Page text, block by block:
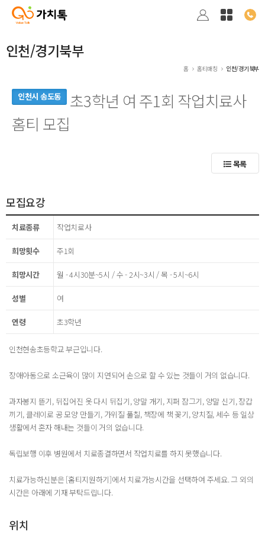
인천/경기북부
홈 홈티매칭 인천/경기북부
인천시 송도동
초3학년 여 주1회 작업치료사
홈티 모집
목록
모집요강
치료종류 작업치료사
희망횟수 주1회
희망시간 월 - 4시30분~5시 / 수 - 2시~3시 / 목 - 5시~6시
성별 여
연령 초3학년
인천현송초등학교 부근입니다.
장애아동으로 소근육이 많이 지연되어 손으로 할 수 있는 것들이 거의 없습니다.
과자봉지 뜯기, 뒤집어진 옷 다시 뒤집기, 양말 개기, 지퍼 잠그기, 양말 신기, 장갑
끼기, 클레이로 공 모양 만들기, 가위질 풀칠, 책장에 책 꽂기, 양치질, 세수 등 일상
생활에서 혼자 해내는 것들이 거의 없습니다.
독립보행 이후 병원에서 치료종결하면서 작업치료를 하지 못했습니다.
치료가능하신분은 [홈티지원하기]에서 치료가능시간을 선택하여 주세요. 그 외의
시간은 아래에 기재 부탁드립니다.
위치